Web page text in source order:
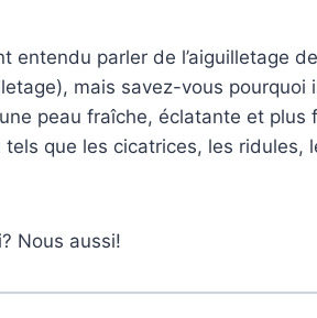
entendu parler de l’aiguilletage
mais savez-vous pourquoi
peau fraîche, éclatante et plus
que les cicatrices, les ridules,
Nous aussi!